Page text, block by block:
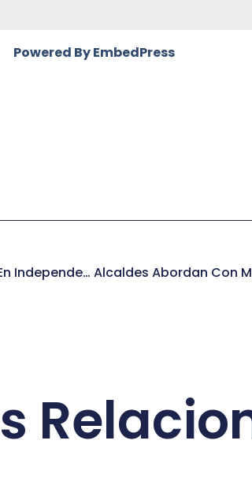
Powered By EmbedPress
PAES De Invierno Inicia Su Rendición En Independencia